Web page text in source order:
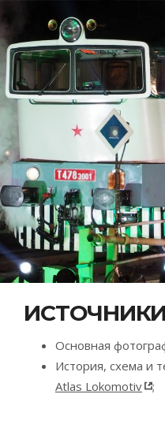
ИСТОЧНИКИ
Основная
История, схема и
Atlas Lokomotiv
;